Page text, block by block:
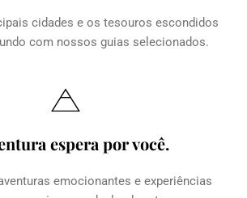
cidades e os tesouros escondidos
com nossos guias selecionados.
espera por você.
emocionantes e experiências